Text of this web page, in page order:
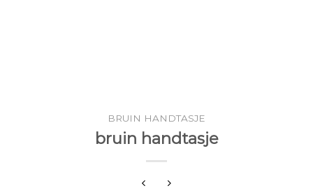
BRUIN HANDTASJE
bruin handtasje